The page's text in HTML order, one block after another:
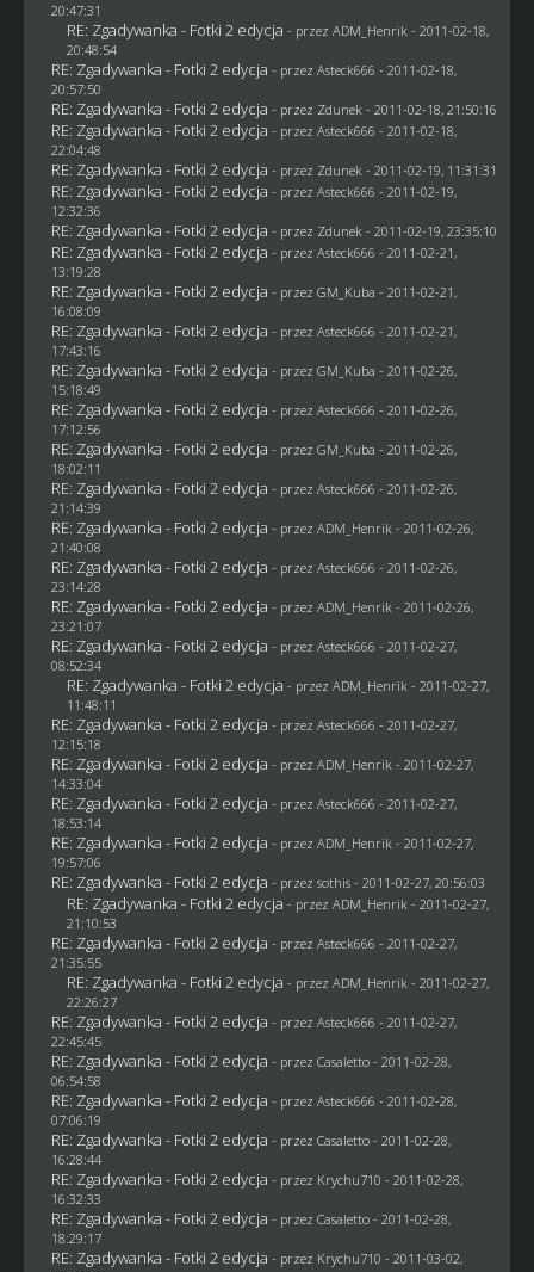
20:47:31
RE: Zgadywanka - Fotki 2 edycja - przez ADM_Henrik - 2011-02-18,
20:48:54
RE: Zgadywanka - Fotki 2 edycja - przez Asteck666 - 2011-02-18,
20:57:50
RE: Zgadywanka - Fotki 2 edycja - przez Zdunek - 2011-02-18, 21:50:16
RE: Zgadywanka - Fotki 2 edycja - przez Asteck666 - 2011-02-18,
22:04:48
RE: Zgadywanka - Fotki 2 edycja - przez Zdunek - 2011-02-19, 11:31:31
RE: Zgadywanka - Fotki 2 edycja - przez Asteck666 - 2011-02-19,
12:32:36
RE: Zgadywanka - Fotki 2 edycja - przez Zdunek - 2011-02-19, 23:35:10
RE: Zgadywanka - Fotki 2 edycja - przez Asteck666 - 2011-02-21,
13:19:28
RE: Zgadywanka - Fotki 2 edycja - przez GM_Kuba - 2011-02-21,
16:08:09
RE: Zgadywanka - Fotki 2 edycja - przez Asteck666 - 2011-02-21,
17:43:16
RE: Zgadywanka - Fotki 2 edycja - przez GM_Kuba - 2011-02-26,
15:18:49
RE: Zgadywanka - Fotki 2 edycja - przez Asteck666 - 2011-02-26,
17:12:56
RE: Zgadywanka - Fotki 2 edycja - przez GM_Kuba - 2011-02-26,
18:02:11
RE: Zgadywanka - Fotki 2 edycja - przez Asteck666 - 2011-02-26,
21:14:39
RE: Zgadywanka - Fotki 2 edycja - przez ADM_Henrik - 2011-02-26,
21:40:08
RE: Zgadywanka - Fotki 2 edycja - przez Asteck666 - 2011-02-26,
23:14:28
RE: Zgadywanka - Fotki 2 edycja - przez ADM_Henrik - 2011-02-26,
23:21:07
RE: Zgadywanka - Fotki 2 edycja - przez Asteck666 - 2011-02-27,
08:52:34
RE: Zgadywanka - Fotki 2 edycja - przez ADM_Henrik - 2011-02-27,
11:48:11
RE: Zgadywanka - Fotki 2 edycja - przez Asteck666 - 2011-02-27,
12:15:18
RE: Zgadywanka - Fotki 2 edycja - przez ADM_Henrik - 2011-02-27,
14:33:04
RE: Zgadywanka - Fotki 2 edycja - przez Asteck666 - 2011-02-27,
18:53:14
RE: Zgadywanka - Fotki 2 edycja - przez ADM_Henrik - 2011-02-27,
19:57:06
RE: Zgadywanka - Fotki 2 edycja - przez sothis- 2011-02-27, 20:56:03
RE: Zgadywanka - Fotki 2 edycja - przez ADM_Henrik - 2011-02-27,
21:10:53
RE: Zgadywanka - Fotki 2 edycja - przez Asteck666 - 2011-02-27,
21:35:55
RE: Zgadywanka - Fotki 2 edycja - przez ADM_Henrik - 2011-02-27,
22:26:27
RE: Zgadywanka - Fotki 2 edycja - przez Asteck666 - 2011-02-27,
22:45:45
RE: Zgadywanka - Fotki 2 edycja - przez Casaletto- 2011-02-28,
06:54:58
RE: Zgadywanka - Fotki 2 edycja - przez Asteck666 - 2011-02-28,
07:06:19
RE: Zgadywanka - Fotki 2 edycja - przez Casaletto- 2011-02-28,
16:28:44
RE: Zgadywanka - Fotki 2 edycja - przez Krychu710 - 2011-02-28,
16:32:33
RE: Zgadywanka - Fotki 2 edycja - przez Casaletto- 2011-02-28,
18:29:17
RE: Zgadywanka - Fotki 2 edycja - przez Krychu710 - 2011-03-02,